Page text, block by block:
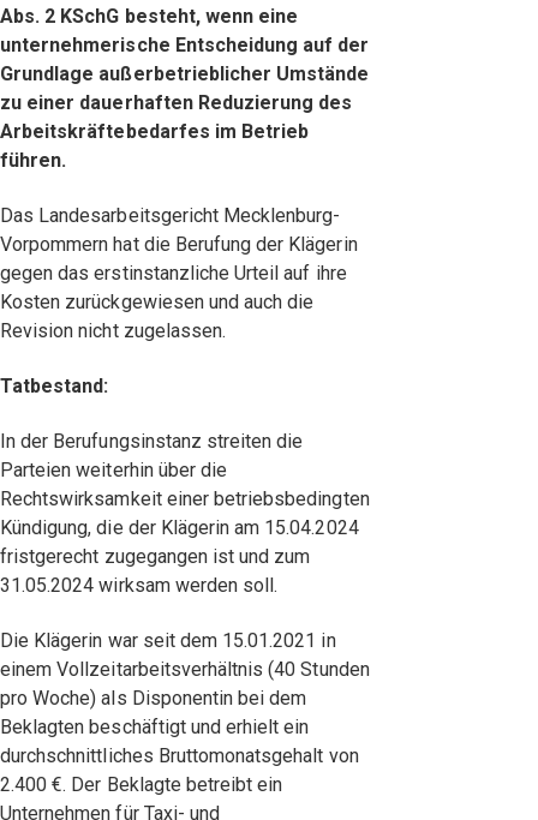
Abs. 2 KSchG besteht, wenn eine
unternehmerische Entscheidung auf der
Grundlage außerbetrieblicher Umstände
zu einer dauerhaften Reduzierung des
Arbeitskräftebedarfes im Betrieb
führen.
Das Landesarbeitsgericht Mecklenburg-
Vorpommern hat die Berufung der Klägerin
gegen das erstinstanzliche Urteil auf ihre
Kosten zurückgewiesen und auch die
Revision nicht zugelassen.
Tatbestand:
In der Berufungsinstanz streiten die
Parteien weiterhin über die
Rechtswirksamkeit einer betriebsbedingten
Kündigung, die der Klägerin am 15.04.2024
fristgerecht zugegangen ist und zum
31.05.2024 wirksam werden soll.
Die Klägerin war seit dem 15.01.2021 in
einem Vollzeitarbeitsverhältnis (40 Stunden
pro Woche) als Disponentin bei dem
Beklagten beschäftigt und erhielt ein
durchschnittliches Bruttomonatsgehalt von
2.400 €. Der Beklagte betreibt ein
Unternehmen für Taxi- und